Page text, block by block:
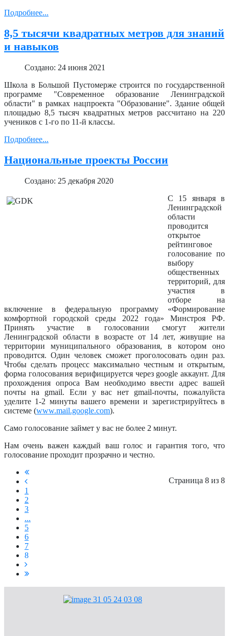
Подробнее...
8,5 тысячи квадратных метров для знаний
и навыков
Создано: 24 июня 2021
Школа в Большой Пустомерже строится по государственной
программе "Современное образование Ленинградской
области" в рамках нацпроекта "Образование". Здание общей
площадью 8,5 тысяч квадратных метров рассчитано на 220
учеников с 1‑го по 11‑й классы.
Подробнее...
Национальные проекты России
Создано: 25 декабря 2020
С 15 января в
Ленинградской
области
проводится
открытое
рейтинговое
голосование по
выбору
общественных
территорий, для
участия в
отборе на
включение в федеральную программу «Формирование
комфортной городской среды 2022 года» Минстроя РФ.
Принять участие в голосовании смогут жители
Ленинградской области в возрасте от 14 лет, живущие на
территории муниципального образования, в котором оно
проводится. Один человек сможет проголосовать один раз.
Чтобы сделать процесс максимально честным и открытым,
форма голосования верифицируется через goоgle аккаунт. Для
прохождения опроса Вам необходимо ввести адрес вашей
почты на gmail. Если у вас нет gmail-почты, пожалуйста
уделите 1-2 минуты вашего времени и зарегистрируйтесь в
системе (www.mail.google.com).
Само голосование займет у вас не более 2 минут.
Нам очень важен каждый ваш голос и гарантия того, что
голосование проходит прозрачно и честно.
Страница 8 из 8
1
2
3
...
5
6
7
8